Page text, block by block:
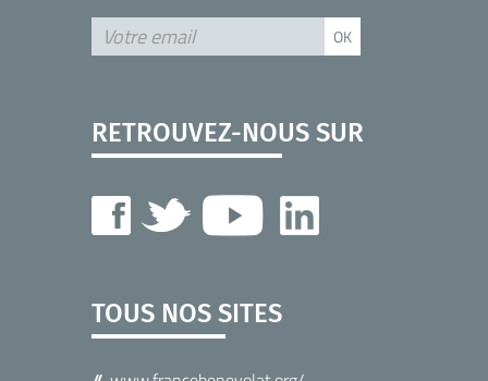
RETROUVEZ-NOUS SUR
TOUS NOS SITES